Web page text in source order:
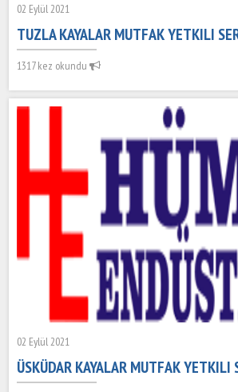
02 Eylül 2021
TUZLA KAYALAR MUTFAK YETKILI
1317 kez okundu
02 Eylül 2021
ÜSKÜDAR KAYALAR MUTFAK YETKILI